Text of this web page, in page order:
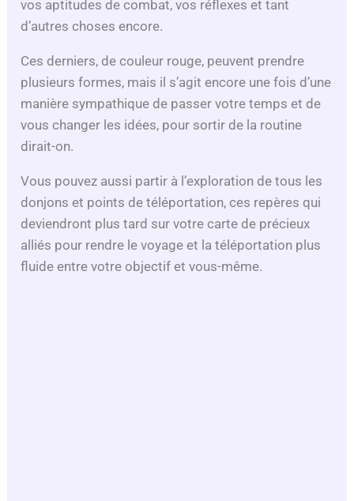
vos aptitudes de combat, vos réflexes et tant
d’autres choses encore.
Ces derniers, de couleur rouge, peuvent prendre
plusieurs formes, mais il s’agit encore une fois d’une
manière sympathique de passer votre temps et de
vous changer les idées, pour sortir de la routine
dirait-on.
Vous pouvez aussi partir à l’exploration de tous les
donjons et points de téléportation, ces repères qui
deviendront plus tard sur votre carte de précieux
alliés pour rendre le voyage et la téléportation plus
fluide entre votre objectif et vous-même.